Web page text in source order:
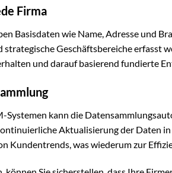
Firma
Basisdaten wie Name, Adresse und
Geschäftsbereiche erfasst
und darauf basierend fundierte
kann die
Aktualisierung der Daten
Kundentrends, was wiederum zur